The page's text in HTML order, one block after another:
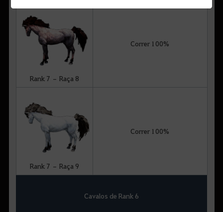
Rank 7 – Raça 8
Correr 100%
Rank 7 – Raça 9
Correr 100%
Cavalos de Rank 6